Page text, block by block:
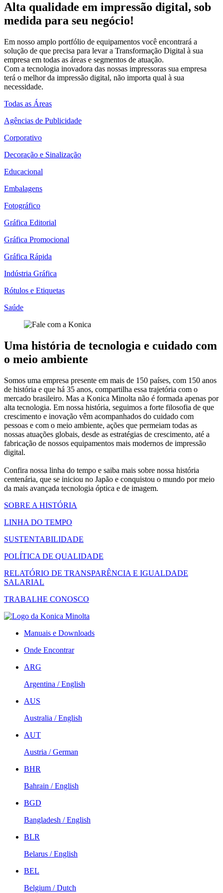
Alta qualidade em impressão digital, sob
medida para seu negócio!
Em nosso amplo portfólio de equipamentos você encontrará a
solução de que precisa para levar a Transformação Digital à sua
empresa em todas as áreas e segmentos de atuação.
Com a tecnologia inovadora das nossas impressoras sua empresa
terá o melhor da impressão digital, não importa qual à sua
necessidade.
Todas as Áreas
Agências de Publicidade
Corporativo
Decoração e Sinalização
Educacional
Embalagens
Fotográfico
Gráfica Editorial
Gráfica Promocional
Gráfica Rápida
Indústria Gráfica
Rótulos e Etiquetas
Saúde
Uma história de tecnologia e cuidado com
o meio ambiente
Somos uma empresa presente em mais de 150 países, com 150 anos
de história e que há 35 anos, compartilha essa trajetória com o
mercado brasileiro. Mas a Konica Minolta não é formada apenas por
alta tecnologia. Em nossa história, seguimos a forte filosofia de que
crescimento e inovação vêm acompanhados do cuidado com
pessoas e com o meio ambiente, ações que permeiam todas as
nossas atuações globais, desde as estratégias de crescimento, até a
fabricação de nossos equipamentos mais modernos de impressão
digital.
Confira nossa linha do tempo e saiba mais sobre nossa história
centenária, que se iniciou no Japão e conquistou o mundo por meio
da mais avançada tecnologia óptica e de imagem.
SOBRE A HISTÓRIA
LINHA DO TEMPO
SUSTENTABILIDADE
POLÍTICA DE QUALIDADE
RELATÓRIO DE TRANSPARÊNCIA E IGUALDADE
SALARIAL
TRABALHE CONOSCO
Manuais e Downloads
Onde Encontrar
ARG
Argentina / English
AUS
Australia / English
AUT
Austria / German
BHR
Bahrain / English
BGD
Bangladesh / English
BLR
Belarus / English
BEL
Belgium / Dutch